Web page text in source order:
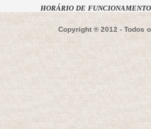
HORÁRIO DE
Copyright ® 2012 - Todos